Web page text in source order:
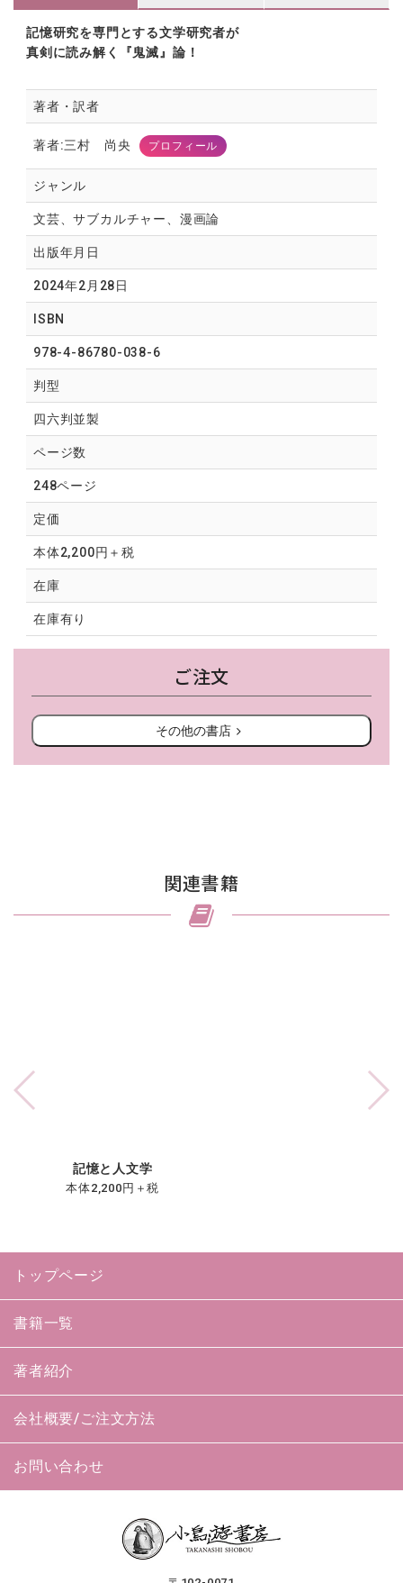
記憶研究を専門とする文学研究者が
真剣に読み解く『鬼滅』論！
著者・訳者
著者:三村 尚央 プロフィール
ジャンル
文芸、サブカルチャー、漫画論
出版年月日
2024年2月28日
ISBN
978-4-86780-038-6
判型
四六判並製
ページ数
248ページ
定価
本体2,200円＋税
在庫
在庫有り
ご注文
その他の書店
関連書籍
記憶と人文学
本体2,200円＋税
トップページ
書籍一覧
著者紹介
会社概要/ご注文方法
お問い合わせ